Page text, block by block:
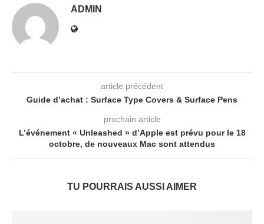
ADMIN
article précédent
Guide d’achat : Surface Type Covers & Surface Pens
prochain article
L’événement « Unleashed » d’Apple est prévu pour le 18
octobre, de nouveaux Mac sont attendus
TU POURRAIS AUSSI AIMER